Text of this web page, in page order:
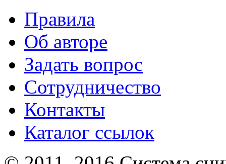
Правила
Об авторе
Задать вопрос
Сотрудничество
Контакты
Каталог ссылок